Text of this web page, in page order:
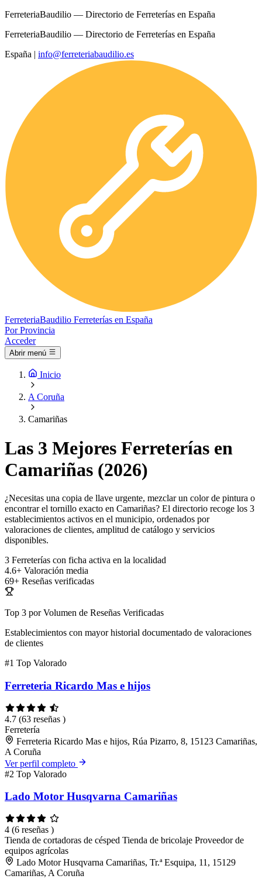
FerreteriaBaudilio — Directorio de Ferreterías en España
FerreteriaBaudilio — Directorio de Ferreterías en España
España | info@ferreteriabaudilio.es
FerreteriaBaudilio Ferreterías en España
Por Provincia
Acceder
Abrir menú
Inicio
A Coruña
Camariñas
Las 3 Mejores Ferreterías en
Camariñas (2026)
¿Necesitas una copia de llave urgente, mezclar un color de pintura o
encontrar el tornillo exacto en Camariñas? El directorio recoge los 3
establecimientos activos en el municipio, ordenados por
valoraciones de clientes, amplitud de catálogo y servicios
disponibles.
3 Ferreterías con ficha activa en la localidad
4.6+ Valoración media
69+ Reseñas verificadas
Top 3 por Volumen de Reseñas Verificadas
Establecimientos con mayor historial documentado de valoraciones
de clientes
#1 Top Valorado
Ferreteria Ricardo Mas e hijos
4.7 (63 reseñas )
Ferretería
Ferreteria Ricardo Mas e hijos, Rúa Pizarro, 8, 15123 Camariñas,
A Coruña
Ver perfil completo
#2 Top Valorado
Lado Motor Husqvarna Camariñas
4 (6 reseñas )
Tienda de cortadoras de césped Tienda de bricolaje Proveedor de
equipos agrícolas
Lado Motor Husqvarna Camariñas, Tr.ª Esquipa, 11, 15129
Camariñas, A Coruña